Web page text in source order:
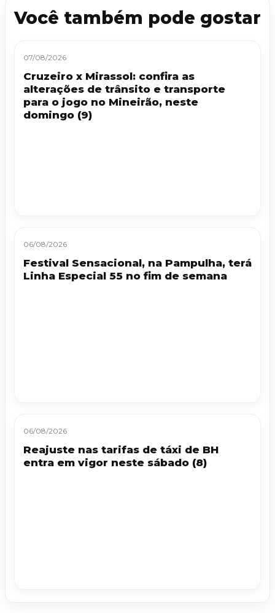
Você também pode gostar
07/08/2026
Cruzeiro x Mirassol: confira as
alterações de trânsito e transporte
para o jogo no Mineirão, neste
domingo (9)
06/08/2026
Festival Sensacional, na Pampulha, terá
Linha Especial 55 no fim de semana
06/08/2026
Reajuste nas tarifas de táxi de BH
entra em vigor neste sábado (8)